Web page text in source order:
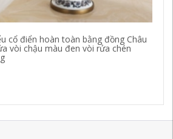
cổ điển hoàn toàn bằng đồng Châu
vòi chậu màu đen vòi rửa chén